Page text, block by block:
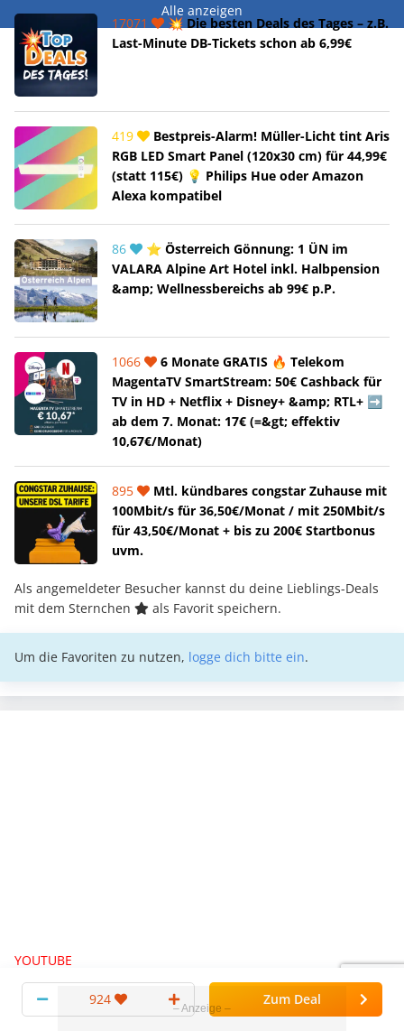
Alle anzeigen
17071
💥 Die besten Deals des Tages – z.B.
Last-Minute DB-Tickets schon ab 6,99€
419
Bestpreis-Alarm! Müller-Licht tint Aris
RGB LED Smart Panel (120x30 cm) für 44,99€
(statt 115€) 💡 Philips Hue oder Amazon
Alexa kompatibel
86
⭐ Österreich Gönnung: 1 ÜN im
VALARA Alpine Art Hotel inkl. Halbpension
&amp; Wellnessbereichs ab 99€ p.P.
1066
6 Monate GRATIS 🔥 Telekom
MagentaTV SmartStream: 50€ Cashback für
TV in HD + Netflix + Disney+ &amp; RTL+ ➡️
ab dem 7. Monat: 17€ (=&gt; effektiv
10,67€/Monat)
895
Mtl. kündbares congstar Zuhause mit
100Mbit/s für 36,50€/Monat / mit 250Mbit/s
für 43,50€/Monat + bis zu 200€ Startbonus
uvm.
Als angemeldeter Besucher kannst du deine Lieblings-Deals
mit dem Sternchen
als Favorit speichern.
Um die Favoriten zu nutzen, logge dich bitte ein.
YOUTUBE
YouTube
924 Zum Deal